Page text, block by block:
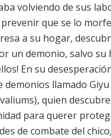
volviendo de sus
que se lo
a su hogar,
un demonio, salvo su
En su
demonios llamado
quien
para querer
de combate del